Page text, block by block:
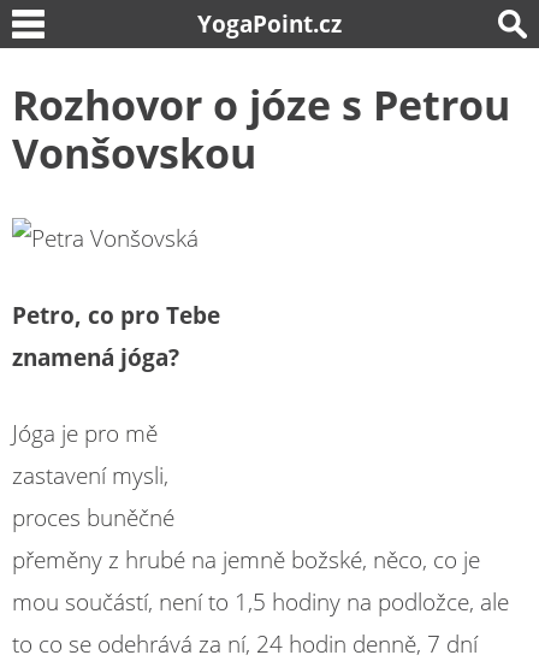
YogaPoint.cz
Rozhovor o józe s Petrou
Vonšovskou
Petro, co pro Tebe
znamená jóga?
Jóga je pro mě
zastavení mysli,
proces buněčné
přeměny z hrubé na jemně božské, něco, co je
mou součástí, není to 1,5 hodiny na podložce, ale
to co se odehrává za ní, 24 hodin denně, 7 dní